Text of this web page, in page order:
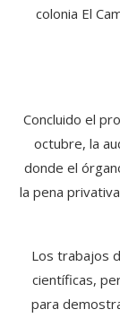
colonia El
Concluido el
octubre, la
donde el
la pena
Los trabajos
científicas,
para